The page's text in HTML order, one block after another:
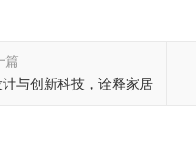
篇
与创新科技，诠释家居